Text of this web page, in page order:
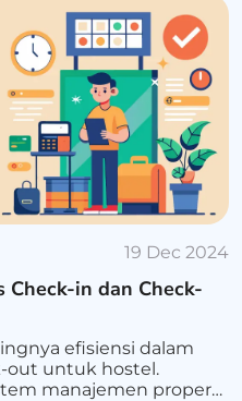
19 Dec 2024
Check-in dan Check-
efisiensi dalam
out untuk hostel.
manajemen properti